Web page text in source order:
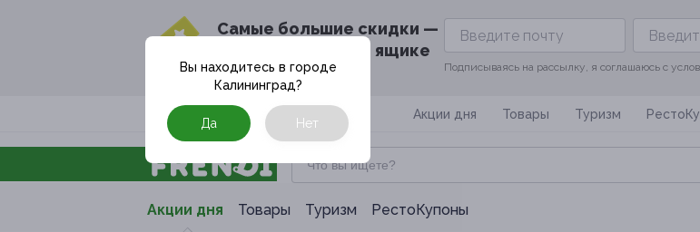
Cамые большие скидки —
в твоём почтовом ящике
Подписываясь на рассылку, я соглашаюсь с
Москва Акции дня Товары Туризм
Акции дня Товары Туризм РестоКупоны
Вы находитесь в городе
Калининград?
Да Нет